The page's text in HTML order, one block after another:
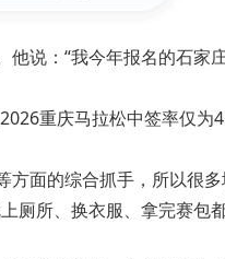
说：“我今年报名的石家
重庆马拉松中签率仅
面的综合抓手，所以很
所、换衣服、拿完赛包